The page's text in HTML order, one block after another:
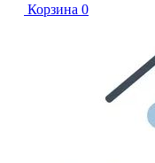
Корзина 0